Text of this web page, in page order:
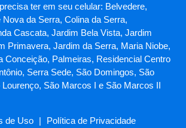
ter em seu celular: Belvedere,
da Serra, Colina da Serra,
Cascata, Jardim Bela Vista, Jardim
Primavera, Jardim da Serra, Maria Niobe,
Conceição, Palmeiras, Residencial Centro
Serra Sede, São Domingos, São
Lourenço, São Marcos I e São Marcos II
de Uso | Política de Privacidade